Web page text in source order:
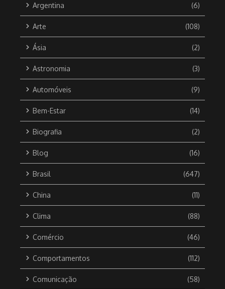
Argentina (6)
Arte (108)
Ásia (2)
Astronomia (3)
Automóveis (9)
Bem-Estar (14)
Biografia (2)
Blog (16)
Brasil (647)
China (11)
Clima (88)
Comércio (46)
Comportamentos (112)
Comunicação (58)